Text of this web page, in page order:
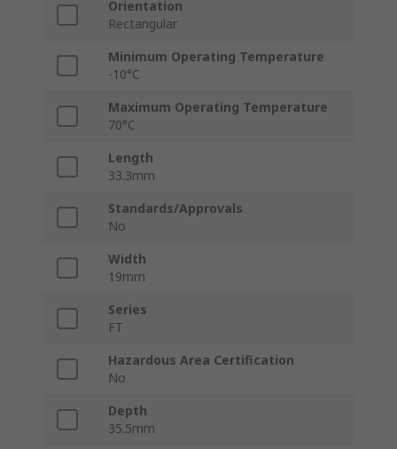
Orientation
Rectangular
Minimum Operating Temperature
-10°C
Maximum Operating Temperature
70°C
Length
33.3mm
Standards/Approvals
No
Width
19mm
Series
FT
Hazardous Area Certification
No
Depth
35.5mm